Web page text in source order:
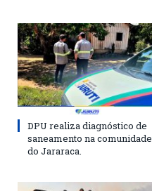
DPU realiza diagnóstico de
saneamento na comunidade
do Jararaca.